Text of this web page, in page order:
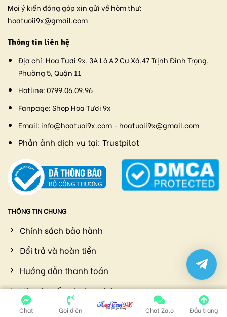
Mọi ý kiến đóng góp xin gửi về hòm thư:
hoatuoii9x@gmail.com
Thông tin liên hệ
Địa chỉ: Hoa Tươi 9x, 3A Lô A2 Cư Xá,47 Trịnh Đình Trọng,
Phường 5, Quận 11
Hotline:0799.06.09.96
Fanpage:Shop Hoa Tươi 9x
Email: info@hoatuoi9x.com - hoatuoii9x@gmail.com
Phản ảnh dịch vụ tại: Trustpilot
THÔNG TIN CHUNG
Chính sách bảo hành
Đổi trả và hoàn tiền
Hướng dẫn thanh toán
Vận chuyển và giao nhận
Chính sách bảo mật
Chat Gọi điện Chat Zalo Đầu trang